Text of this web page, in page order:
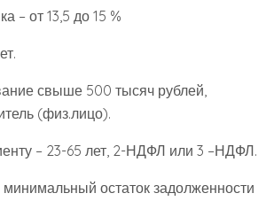
– от 13,5 до 15 %
свыше 500 тысяч рублей,
(физ.лицо).
– 23-65 лет, 2-НДФЛ или 3 –НДФЛ.
остаток задолженности